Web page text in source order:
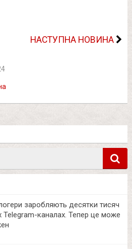
НАСТУПНА НОВИНА
заробляють десятки тисяч
Telegram-каналах. Тепер це може